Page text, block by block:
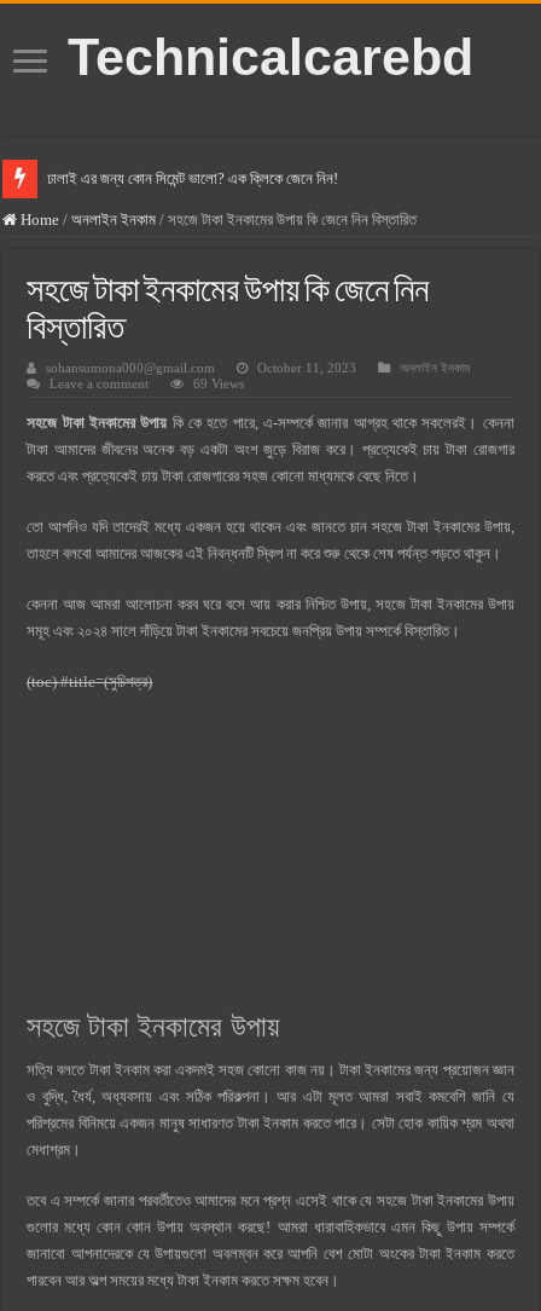
Technicalcarebd
ঢালাই এর জন্য কোন সিমেন্ট ভালো? এক ক্লিকে জেনে নিন!
বসুন্ধরা সিমেন্ট এর দাম ২০২৫
হোলসিম সিমেন্ট দাম ২০২৫
সুপারক্রিট সিমেন্ট দাম ২০২৫
জুডিশিয়াল ম্যাজিস্ট্রেট কি? জুডিশিয়াল ম্যাজিস্ট্রেট এর সুযোগ সুবিধা
ওয়ালটন মোবাইল কিস্তিতে কেনার নিয়ম ২০২৫
ওয়ালটন টিভি কিস্তিতে কেনার নিয়ম ২০২৫
গ্রামে লাভজনক ব্যবসা ২০২৫ ও গ্রামের বাজারে ব্যবসার আইডিয়া
জেনে নিন, বর্তমানে মোবাইল ঘড়ি দাম কত ২০২৫
Home / অনলাইন ইনকাম / সহজে টাকা ইনকামের উপায় কি জেনে নিন বিস্তারিত
সহজে টাকা ইনকামের উপায় কি জেনে নিন
বিস্তারিত
sohansumona000@gmail.com October 11, 2023
অনলাইন ইনকাম
Leave a comment
69 Views
সহজে টাকা ইনকামের উপায় কি কে হতে পারে, এ-সম্পর্কে জানার আগ্রহ থাকে সকলেরই। কেননা
টাকা আমাদের জীবনের অনেক বড় একটা অংশ জুড়ে বিরাজ করে। প্রত্যেকেই চায় টাকা রোজগার
করতে এবং প্রত্যেকেই চায় টাকা রোজগারের সহজ কোনো মাধ্যমকে বেছে নিতে।
তো আপনিও যদি তাদেরই মধ্যে একজন হয়ে থাকেন এবং জানতে চান সহজে টাকা ইনকামের উপায়,
তাহলে বলবো আমাদের আজকের এই নিবন্ধনটি স্কিপ না করে শুরু থেকে শেষ পর্যন্ত পড়তে থাকুন।
কেননা আজ আমরা আলোচনা করব ঘরে বসে আয় করার নিশ্চিত উপায়, সহজে টাকা ইনকামের উপায়
সমূহ এবং ২০২৪ সালে দাঁড়িয়ে টাকা ইনকামের সবচেয়ে জনপ্রিয় উপায় সম্পর্কে বিস্তারিত।
(toc) #title=(সুচিপত্র)
সহজে টাকা ইনকামের উপায়
সত্যি বলতে টাকা ইনকাম করা একদমই সহজ কোনো কাজ নয়। টাকা ইনকামের জন্য প্রয়োজন জ্ঞান
ও বুদ্ধি, ধৈর্য, অধ্যবসায় এবং সঠিক পরিকল্পনা। আর এটা মূলত আমরা সবাই কমবেশি জানি যে
পরিশ্রমের বিনিময়ে একজন মানুষ সাধারণত টাকা ইনকাম করতে পারে। সেটা হোক কায়িক শ্রম অথবা
মেধাশ্রম।
তবে এ সম্পর্কে জানার পরবর্তীতেও আমাদের মনে প্রশ্ন এসেই থাকে যে সহজে টাকা ইনকামের উপায়
গুলোর মধ্যে কোন কোন উপায় অবস্থান করছে! আমরা ধারাবাহিকভাবে এমন কিছু উপায় সম্পর্কে
জানাবো আপনাদেরকে যে উপায়গুলো অবলম্বন করে আপনি বেশ মোটা অংকের টাকা ইনকাম করতে
পারবেন আর অল্প সময়ের মধ্যে টাকা ইনকাম করতে সক্ষম হবেন।